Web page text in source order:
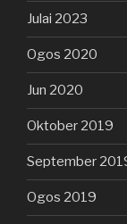
Julai 2023
Ogos 2020
Jun 2020
Oktober 2019
September
Ogos 2019